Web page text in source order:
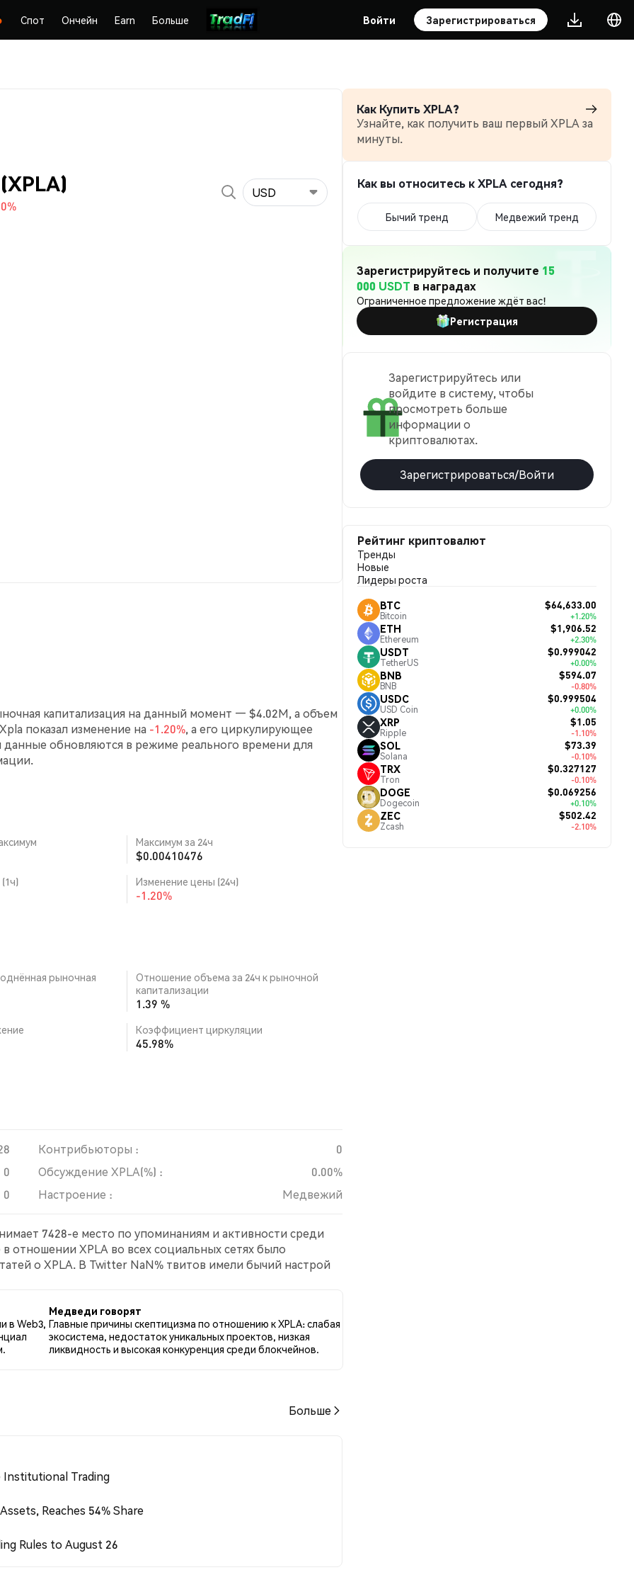
Спот Ончейн Earn Больше Войти Зарегистрироваться
USD
капитализация на данный момент — $4.02M, а объем
показал изменение на -1.20%, а его циркулирующее
обновляются в режиме реального времени для
Максимум за 24ч
$0.00410476
Изменение цены (24ч)
-1.20%
рыночная
Отношение объема за 24ч к рыночной
капитализации
1.39 %
Коэффициент циркуляции
45.98%
Контрибьюторы :
0
0 Обсуждение XPLA(%) :
0.00%
0 Настроение : Медвежий
7428-е место по упоминаниям и активности среди
отношении XPLA во всех социальных сетях было
о XPLA. В Twitter NaN% твитов имели бычий настрой
в Web3,
Медведи говорят
Главные причины скептицизма по отношению к XPLA: слабая
экосистема, недостаток уникальных проектов, низкая
ликвидность и высокая конкуренция среди блокчейнов.
Больше
Institutional Trading
Reaches 54% Share
Rules to August 26
Как Купить XPLA?
Узнайте, как получить ваш первый XPLA за
минуты.
Как вы относитесь к XPLA сегодня?
Бычий тренд Медвежий тренд
Зарегистрируйтесь и получите 15
000 USDT в наградах
Ограниченное предложение ждёт вас!
Регистрация
Зарегистрируйтесь или
войдите в систему, чтобы
просмотреть больше
информации о
криптовалютах.
Зарегистрироваться/Войти
Рейтинг криптовалют
Тренды
Новые
Лидеры роста
BTC
Bitcoin
$64,633.00
+1.20%
ETH
Ethereum
$1,906.52
+2.30%
USDT
TetherUS
$0.999042
+0.00%
BNB
BNB
$594.07
-0.80%
USDC
USD Coin
$0.999504
+0.00%
XRP
Ripple
$1.05
-1.10%
SOL
Solana
$73.39
-0.10%
TRX
Tron
$0.327127
-0.10%
DOGE
Dogecoin
$0.069256
+0.10%
ZEC
Zcash
$502.42
-2.10%